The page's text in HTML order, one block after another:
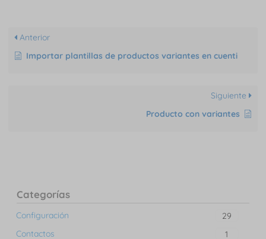
Anterior
Importar plantillas de productos variantes en cuenti
Siguiente
Producto con variantes
Categorías
Configuración
29
Contactos
1